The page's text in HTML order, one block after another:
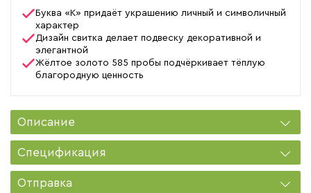
Буква «К» придаёт украшению личный и символичный
характер
Дизайн свитка делает подвеску декоративной и
элегантной
Жёлтое золото 585 пробы подчёркивает тёплую
благородную ценность
Описание
Спецификация
Отправка